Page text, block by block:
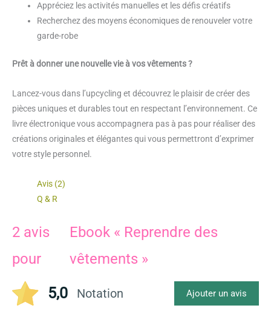
Appréciez les activités manuelles et les défis créatifs
Recherchez des moyens économiques de renouveler votre
garde-robe
Prêt à donner une nouvelle vie à vos vêtements ?
Lancez-vous dans l’upcycling et découvrez le plaisir de créer des
pièces uniques et durables tout en respectant l’environnement. Ce
livre électronique vous accompagnera pas à pas pour réaliser des
créations originales et élégantes qui vous permettront d’exprimer
votre style personnel.
Avis (2)
Q & R
2 avis
pour
Ebook « Reprendre des
vêtements »
5,0 Notation Ajouter un avis